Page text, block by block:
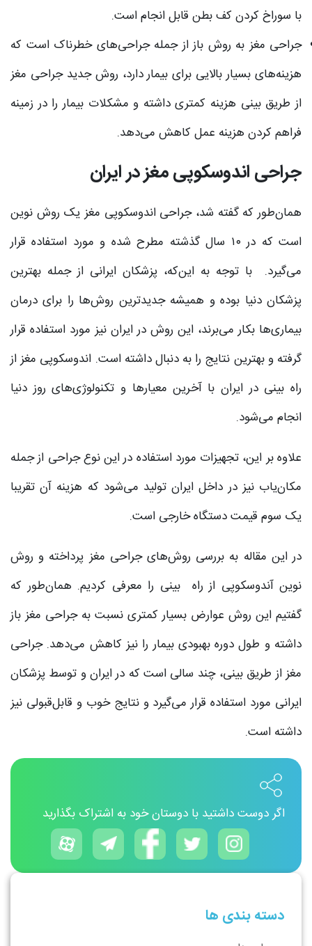
با سوراخ کردن کف بطن قابل انجام است.
جراحی مغز به روش باز از جمله جراحی‌های خطرناک است که
هزینه‌های بسیار بالایی برای بیمار دارد، روش جدید جراحی مغز
از طریق بینی هزینه کمتری داشته و مشکلات بیمار را در زمینه
فراهم کردن هزینه عمل کاهش می‌دهد.
جراحی اندوسکوپی مغز در ایران
همان‌طور که گفته شد، جراحی اندوسکوپی مغز یک روش نوین
است که در ۱۰ سال گذشته مطرح شده و مورد استفاده قرار
می‌گیرد. با توجه به این‌که، پزشکان ایرانی از جمله بهترین
پزشکان دنیا بوده و همیشه جدیدترین روش‌ها را برای درمان
بیماری‌ها بکار می‌برند، این روش در ایران نیز مورد استفاده قرار
گرفته و بهترین نتایج را به دنبال داشته است. اندوسکوپی مغز از
راه بینی در ایران با آخرین معیارها و تکنولوژی‌های روز دنیا
انجام می‌شود.
علاوه بر این، تجهیزات مورد استفاده در این نوع جراحی از جمله
مکان‌یاب نیز در داخل ایران تولید می‌شود که هزینه آن تقریبا
یک سوم قیمت دستگاه خارجی است.
در این مقاله به بررسی روش‌های جراحی مغز پرداخته و روش
نوین آندوسکوپی از راه بینی را معرفی کردیم. همان‌طور که
گفتیم این روش عوارض بسیار کمتری نسبت به جراحی مغز باز
داشته و طول دوره بهبودی بیمار را نیز کاهش می‌دهد. جراحی
مغز از طریق بینی، چند سالی است که در ایران و توسط پزشکان
ایرانی مورد استفاده قرار می‌گیرد و نتایج خوب و قابل‌قبولی نیز
داشته است.
اگر دوست داشتید با دوستان خود به اشتراک بگذارید
دسته بندی ها